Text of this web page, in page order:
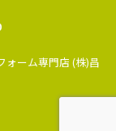
ォーム専門店 (株)昌